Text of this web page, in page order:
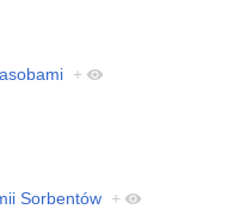
+
Sorbentów +